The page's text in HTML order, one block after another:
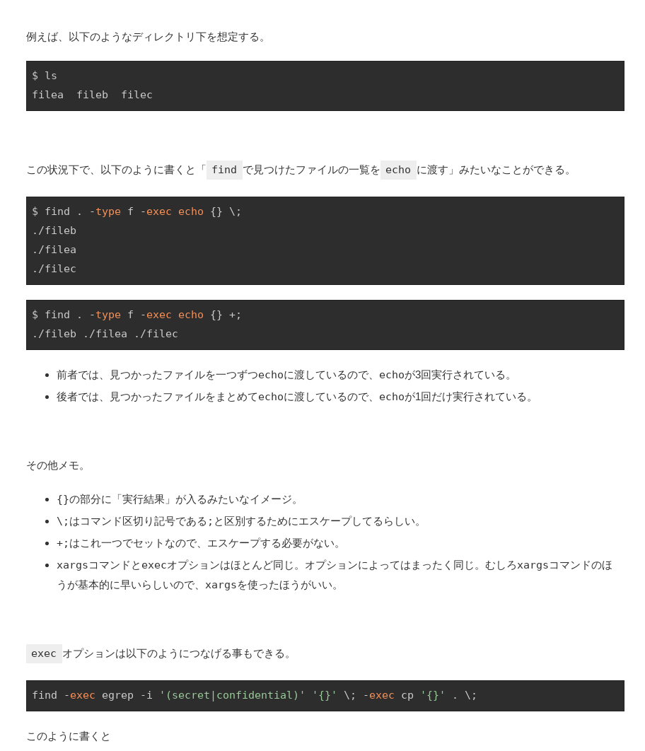
例えば、以下のようなディレクトリ下を想定する。
$ ls
filea  fileb  filec
この状況下で、以下のように書くと「 find で見つけたファイルの一覧を echo に渡す」みたいなことができる。
$ find . -type f -exec echo {} \;
./fileb
./filea
./filec
$ find . -type f -exec echo {} +;
./fileb ./filea ./filec
前者では、見つかったファイルを一つずつechoに渡しているので、 echoが3回実行されている。
後者では、見つかったファイルをまとめてechoに渡しているので、 echoが1回だけ実行されている。
その他メモ。
{}の部分に「実行結果」が入るみたいなイメージ。
\; はコマンド区切り記号である ; と区別するためにエスケープしてるらしい。
+; はこれ一つでセットなので、エスケープする必要がない。
xargsコマンドと execオプションはほとんど同じ。オプションによってはまったく同じ。むしろxargsコマンドのほ
うが基本的に早いらしいので、 xargsを使ったほうがいい。
exec オプションは以下のようにつなげる事もできる。
find -exec egrep -i '(secret|confidential)' '{}' \; -exec cp '{}' . \;
このように書くと